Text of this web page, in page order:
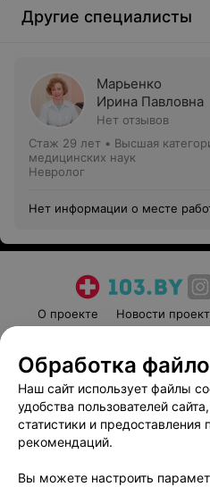
Другие специалисты
Марьенко
Ирина Павловна
Нет отзывов
Стаж 29 лет • Высшая
медицинских наук
Невролог
Нет информации о месте
О проекте Новости
Пользовательское
Вакансии
Написать
Обработка
Наш сайт использует файлы
удобства пользователей
статистики и предоставления
рекомендаций.
Вы можете настроить